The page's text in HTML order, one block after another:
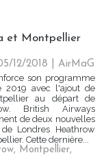
et Montpellier
12/2018 |AirMaG
son programme
2019 avec l'ajout de
au départ de
British Airways
de deux nouvelles
Londres Heathrow
Cette dernière...
, Montpellier,